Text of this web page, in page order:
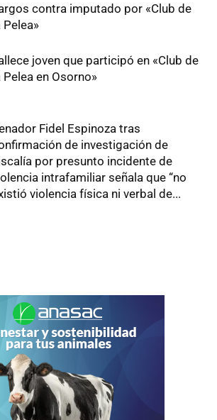
contra imputado por «Club de
Pelea»
joven que participó en «Club de
Pelea en Osorno»
Fidel Espinoza tras
de investigación de
por presunto incidente de
intrafamiliar señala que “no
violencia física ni verbal de...